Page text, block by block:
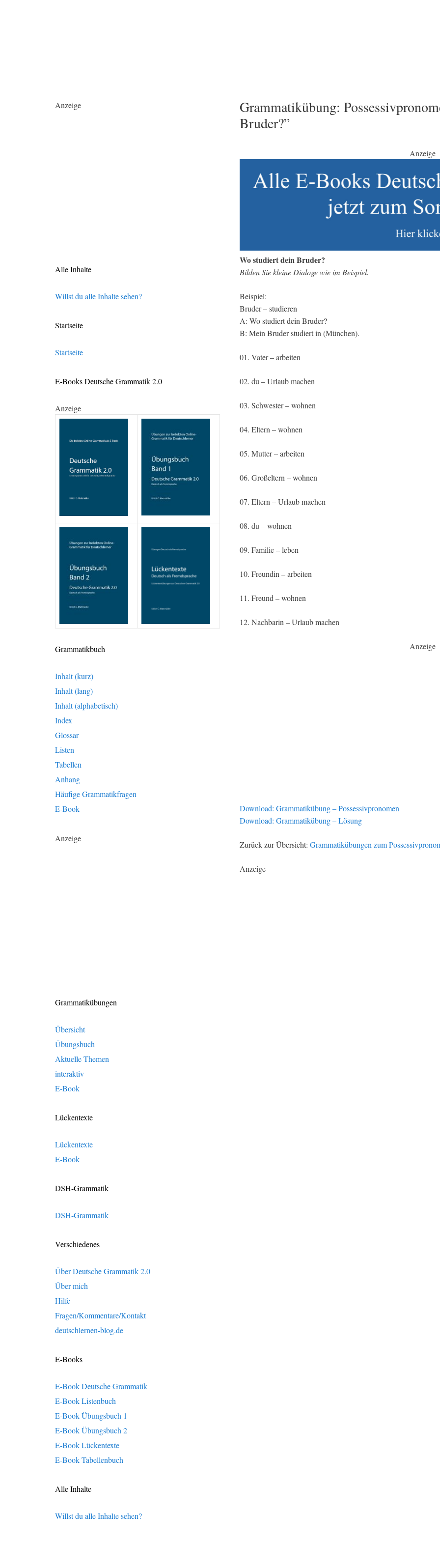
Grammatikübung:
Bruder?”
Anzeige
Wo studiert dein Bruder?
Bilden Sie kleine Dialoge wie im Beispiel.
Beispiel:
Bruder – studieren
A: Wo studiert dein Bruder?
B: Mein Bruder studiert in (München).
01. Vater – arbeiten
02. du – Urlaub machen
03. Schwester – wohnen
04. Eltern – wohnen
05. Mutter – arbeiten
06. Großeltern – wohnen
07. Eltern – Urlaub machen
08. du – wohnen
09. Familie – leben
10. Freundin – arbeiten
11. Freund – wohnen
12. Nachbarin – Urlaub machen
Anzeige
Download: Grammatikübung – Possessivpronomen
Download: Grammatikübung – Lösung
Zurück zur Übersicht: Grammatikübungen zum
Anzeige
Anzeige
Alle Inhalte
Willst du alle Inhalte sehen?
Startseite
Startseite
E-Books Deutsche Grammatik 2.0
Anzeige
Grammatikbuch
Inhalt (kurz)
Inhalt (lang)
Inhalt (alphabetisch)
Index
Glossar
Listen
Tabellen
Anhang
Häufige Grammatikfragen
E-Book
Anzeige
Grammatikübungen
Übersicht
Übungsbuch
Aktuelle Themen
interaktiv
E-Book
Lückentexte
Lückentexte
E-Book
DSH-Grammatik
DSH-Grammatik
Verschiedenes
Über Deutsche Grammatik 2.0
Über mich
Hilfe
Fragen/Kommentare/Kontakt
deutschlernen-blog.de
E-Books
E-Book Deutsche Grammatik
E-Book Listenbuch
E-Book Übungsbuch 1
E-Book Übungsbuch 2
E-Book Lückentexte
E-Book Tabellenbuch
Alle Inhalte
Willst du alle Inhalte sehen?